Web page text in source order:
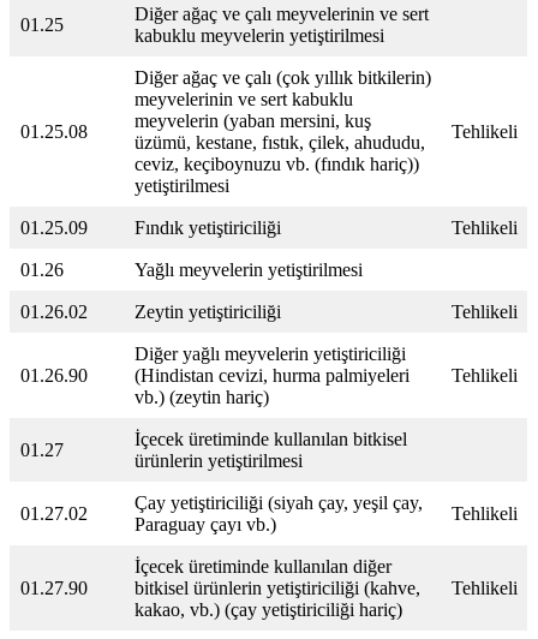
01.25
Diğer ağaç ve çalı meyvelerinin ve sert
kabuklu meyvelerin yetiştirilmesi
01.25.08
Diğer ağaç ve çalı (çok yıllık bitkilerin)
meyvelerinin ve sert kabuklu
meyvelerin (yaban mersini, kuş
üzümü, kestane, fıstık, çilek, ahududu,
ceviz, keçiboynuzu vb. (fındık hariç))
yetiştirilmesi
Tehlikeli
01.25.09 Fındık yetiştiriciliği Tehlikeli
01.26 Yağlı meyvelerin yetiştirilmesi
01.26.02 Zeytin yetiştiriciliği Tehlikeli
01.26.90
Diğer yağlı meyvelerin yetiştiriciliği
(Hindistan cevizi, hurma palmiyeleri
vb.) (zeytin hariç)
Tehlikeli
01.27
İçecek üretiminde kullanılan bitkisel
ürünlerin yetiştirilmesi
01.27.02
Çay yetiştiriciliği (siyah çay, yeşil çay,
Paraguay çayı vb.)
Tehlikeli
01.27.90
İçecek üretiminde kullanılan diğer
bitkisel ürünlerin yetiştiriciliği (kahve,
kakao, vb.) (çay yetiştiriciliği hariç)
Tehlikeli